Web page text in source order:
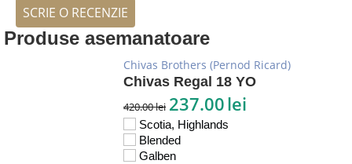
SCRIE O RECENZIE
Produse asemanatoare
Chivas Brothers (Pernod Ricard)
Chivas Regal 18 YO
420.00lei 237.00lei
Scotia, Highlands
Blended
Galben